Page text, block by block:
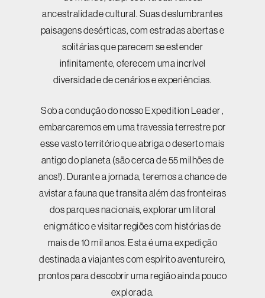
ancestralidade cultural. Suas deslumbrantes
paisagens desérticas, com estradas abertas e
solitárias que parecem se estender
infinitamente, oferecem uma incrível
diversidade de cenários e experiências.
Sob a condução do nosso Expedition Leader ,
embarcaremos em uma travessia terrestre por
esse vasto território que abriga o deserto mais
antigo do planeta (são cerca de 55 milhões de
anos!). Durante a jornada, teremos a chance de
avistar a fauna que transita além das fronteiras
dos parques nacionais, explorar um litoral
enigmático e visitar regiões com histórias de
mais de 10 mil anos. Esta é uma expedição
destinada a viajantes com espírito aventureiro,
prontos para descobrir uma região ainda pouco
explorada.